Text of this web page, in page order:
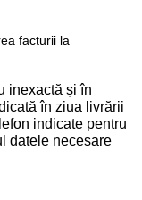
facturii la
inexactă și în
în ziua livrării
indicate pentru
datele necesare